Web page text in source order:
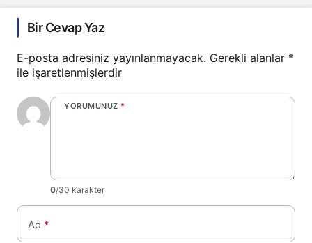
Bir Cevap Yaz
E-posta adresiniz yayınlanmayacak. Gerekli alanlar *
ile işaretlenmişlerdir
YORUMUNUZ *
0/30 karakter
Ad *